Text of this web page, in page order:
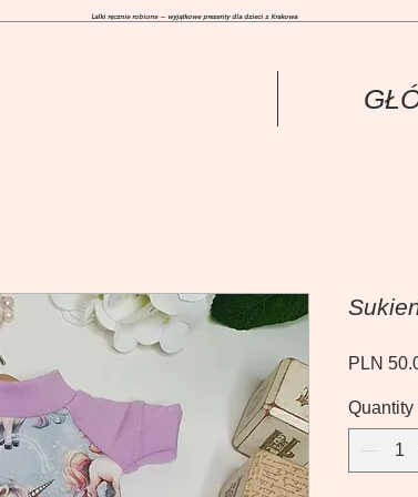
Lalki ręcznie robione — wyjątkowe prezenty dla dzieci z Krakowa
PLN
Quantity